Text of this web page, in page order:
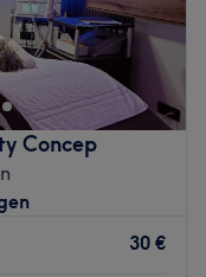
Concep
30 €